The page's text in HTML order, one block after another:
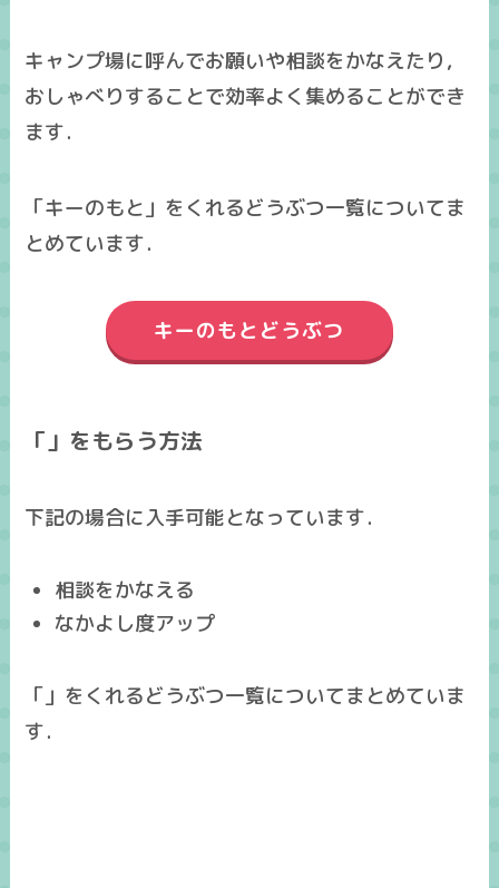
キャンプ場に呼んでお願いや相談をかなえたり，
おしゃべりすることで効率よく集めることができ
ます．
「キーのもと」をくれるどうぶつ一覧についてま
とめています．
キーのもとどうぶつ
「」をもらう方法
下記の場合に入手可能となっています．
相談をかなえる
なかよし度アップ
「」をくれるどうぶつ一覧についてまとめていま
す．